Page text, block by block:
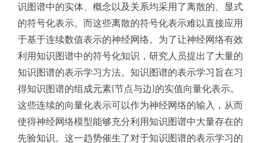
识图谱中的实体、概念以及关系均采用了离散的、显式
的符号化表示。而这些离散的符号化表示难以直接应用
于基于连续数值表示的神经网络。为了让神经网络有效
利用知识图谱中的符号化知识，研究人员提出了大量的
知识图谱的表示学习方法。知识图谱的表示学习旨在习
得知识图谱的组成元素(节点与边)的实值向量化表示。
这些连续的向量化表示可以作为神经网络的输入，从而
使得神经网络模型能够充分利用知识图谱中大量存在的
先验知识。这一趋势催生了对于知识图谱的表示学习的